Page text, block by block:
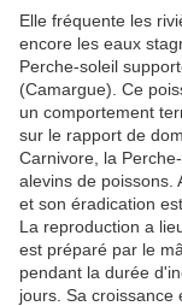
Elle fréquente les
encore les eaux
Perche-soleil
(Camargue). Ce
un comportement
sur le rapport de
Carnivore, la
alevins de poissons.
et son éradication
La reproduction a
est préparé par le
pendant la durée
jours. Sa croissance